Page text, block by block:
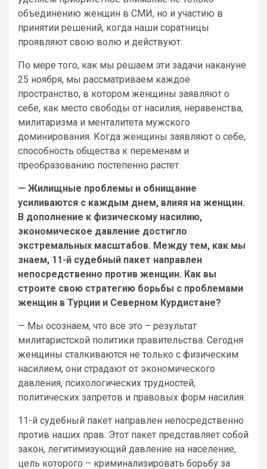
объединению женщин в СМИ, но и участию в
принятии решений, когда наши соратницы
проявляют свою волю и действуют.
По мере того, как мы решаем эти задачи накануне
25 ноября, мы рассматриваем каждое
пространство, в котором женщины заявляют о
себе, как место свободы от насилия, неравенства,
милитаризма и менталитета мужского
доминирования. Когда женщины заявляют о себе,
способность общества к переменам и
преобразованию постепенно растет.
— Жилищные проблемы и обнищание
усиливаются с каждым днем, влияя на женщин.
В дополнение к физическому насилию,
экономическое давление достигло
экстремальных масштабов. Между тем, как мы
знаем, 11-й судебный пакет направлен
непосредственно против женщин. Как вы
строите свою стратегию борьбы с проблемами
женщин в Турции и Северном Курдистане?
— Мы осознаем, что всё это – результат
милитаристской политики правительства. Сегодня
женщины сталкиваются не только с физическим
насилием; они страдают от экономического
давления, психологических трудностей,
политических запретов и правовых форм насилия.
11-й судебный пакет направлен непосредственно
против наших прав. Этот пакет представляет собой
закон, легитимизующий давление на население,
цель которого – криминализировать борьбу за